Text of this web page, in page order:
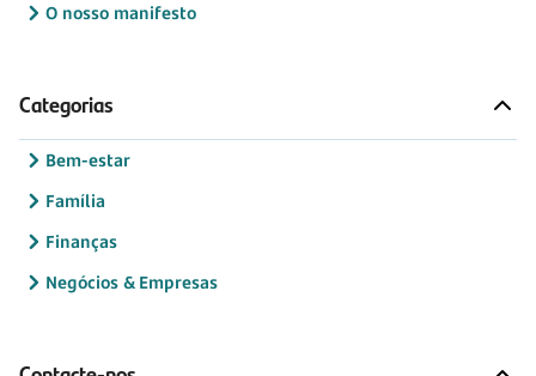
O nosso manifesto
Categorias
Bem-estar
Família
Finanças
Negócios & Empresas